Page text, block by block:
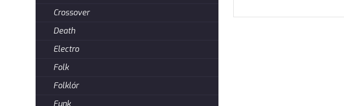
Crossover
Death
Electro
Folk
Folklór
Funk